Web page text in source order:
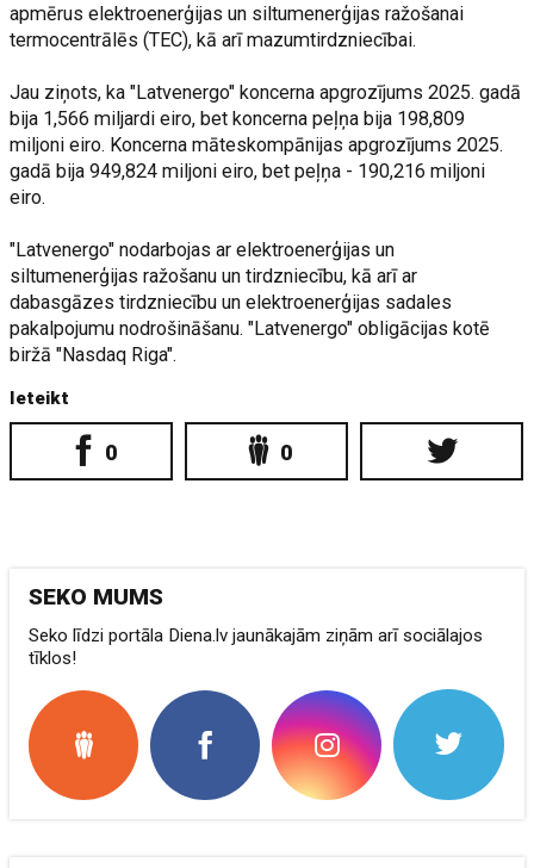
apmērus elektroenerģijas un siltumenerģijas ražošanai
termocentrālēs (TEC), kā arī mazumtirdzniecībai.
Jau ziņots, ka "Latvenergo" koncerna apgrozījums 2025. gadā
bija 1,566 miljardi eiro, bet koncerna peļņa bija 198,809
miljoni eiro. Koncerna māteskompānijas apgrozījums 2025.
gadā bija 949,824 miljoni eiro, bet peļņa - 190,216 miljoni
eiro.
"Latvenergo" nodarbojas ar elektroenerģijas un
siltumenerģijas ražošanu un tirdzniecību, kā arī ar
dabasgāzes tirdzniecību un elektroenerģijas sadales
pakalpojumu nodrošināšanu. "Latvenergo" obligācijas kotē
biržā "Nasdaq Riga".
Ieteikt
0 0
SEKO MUMS
Seko līdzi portāla Diena.lv jaunākajām ziņām arī sociālajos
tīklos!